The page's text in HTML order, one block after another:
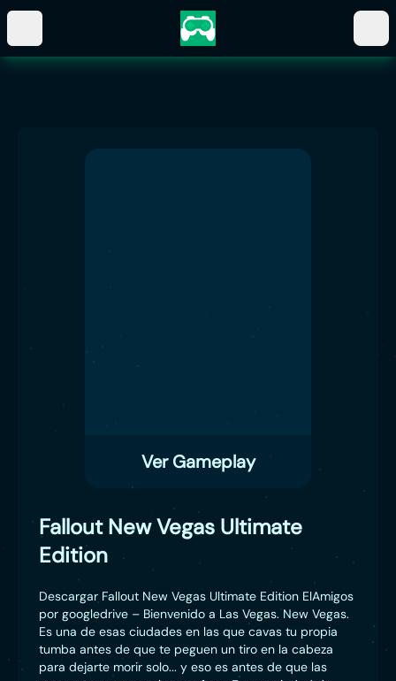
Ver Gameplay
Fallout New Vegas Ultimate
Edition
Descargar Fallout New Vegas Ultimate Edition ElAmigos
por googledrive – Bienvenido a Las Vegas. New Vegas.
Es una de esas ciudades en las que cavas tu propia
tumba antes de que te peguen un tiro en la cabeza
para dejarte morir solo... y eso es antes de que las